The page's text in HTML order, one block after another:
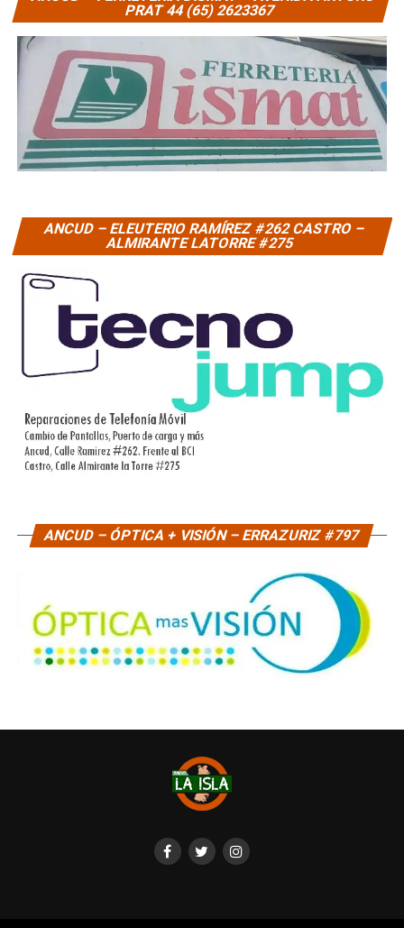
PRAT 44 (65) 2623367
ANCUD – ELEUTERIO RAMÍREZ #262 CASTRO –
ALMIRANTE LATORRE #275
ANCUD – ÓPTICA + VISIÓN – ERRAZURIZ #797